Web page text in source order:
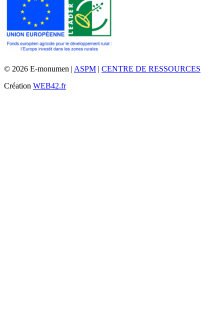
© 2026 E-monumen | ASPM | CENTRE DE RESSOURCES
Création WEB42.fr